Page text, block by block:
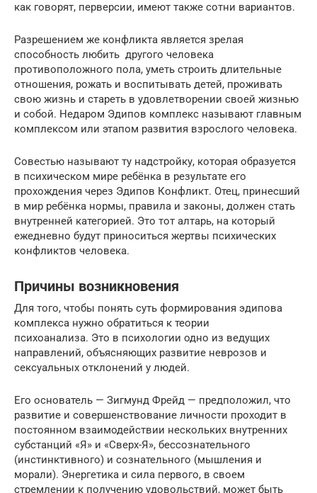
как говорят, перверсии, имеют также сотни вариантов.
Разрешением же конфликта является зрелая
способность любить другого человека
противоположного пола, уметь строить длительные
отношения, рожать и воспитывать детей, проживать
свою жизнь и стареть в удовлетворении своей жизнью
и собой. Недаром Эдипов комплекс называют главным
комплексом или этапом развития взрослого человека.
Совестью называют ту надстройку, которая образуется
в психическом мире ребёнка в результате его
прохождения через Эдипов Конфликт. Отец, принесший
в мир ребёнка нормы, правила и законы, должен стать
внутренней категорией. Это тот алтарь, на который
ежедневно будут приноситься жертвы психических
конфликтов человека.
Причины возникновения
Для того, чтобы понять суть формирования эдипова
комплекса нужно обратиться к теории
психоанализа. Это в психологии одно из ведущих
направлений, объясняющих развитие неврозов и
сексуальных отклонений у людей.
Его основатель — Зигмунд Фрейд — предположил, что
развитие и совершенствование личности проходит в
постоянном взаимодействии нескольких внутренних
субстанций «Я» и «Сверх-Я», бессознательного
(инстинктивного) и сознательного (мышления и
морали). Энергетика и сила первого, в своем
стремлении к получению удовольствий, может быть